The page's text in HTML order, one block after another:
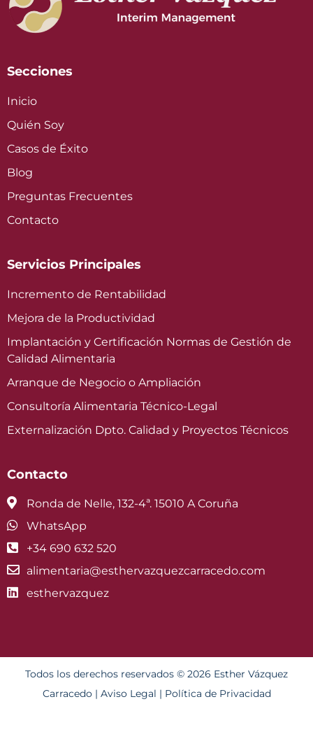
Secciones
Inicio
Quién Soy
Casos de Éxito
Blog
Preguntas Frecuentes
Contacto
Servicios Principales
Incremento de Rentabilidad
Mejora de la Productividad
Implantación y Certificación Normas de Gestión de
Calidad Alimentaria
Arranque de Negocio o Ampliación
Consultoría Alimentaria Técnico-Legal
Externalización Dpto. Calidad y Proyectos Técnicos
Contacto
Ronda de Nelle, 132-4ª. 15010 A Coruña
WhatsApp
+34 690 632 520
alimentaria@esthervazquezcarracedo.com
esthervazquez
Todos los derechos reservados © 2026 Esther Vázquez
Carracedo | Aviso Legal | Política de Privacidad